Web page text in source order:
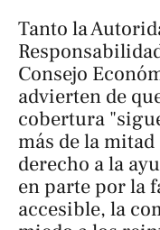
Tanto la
Consejo
advierten de
cobertura
más de la
derecho a la
en parte por la
accesible, la